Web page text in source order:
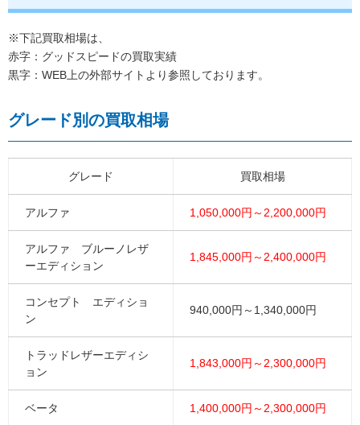
※下記買取相場は、
赤字：グッドスピードの買取実績
黒字：WEB上の外部サイトより参照しております。
グレード別の買取相場
グレード 買取相場
アルファ 1,050,000円～2,200,000円
アルファ ブルーノレザ
ーエディション
1,845,000円～2,400,000円
コンセプト エディショ
ン
940,000円～1,340,000円
トラッドレザーエディシ
ョン
1,843,000円～2,300,000円
ベータ 1,400,000円～2,300,000円